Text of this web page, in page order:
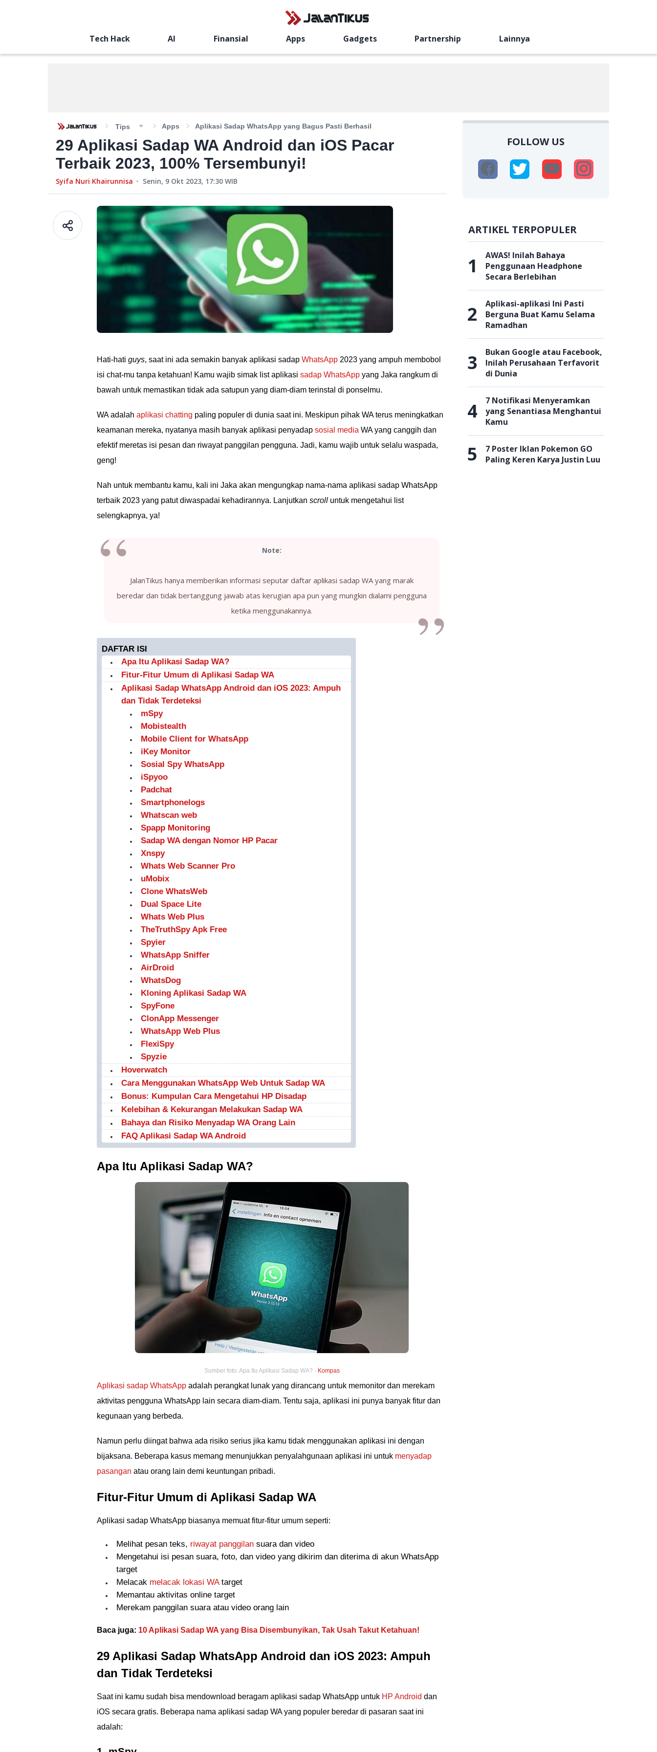
Tech Hack AI Finansial Apps Gadgets Partnership Lainnya
Tips Apps Aplikasi Sadap WhatsApp yang Bagus Pasti Berhasil
29 Aplikasi Sadap WA Android dan iOS Pacar
Terbaik 2023, 100% Tersembunyi!
Syifa Nuri Khairunnisa Senin, 9 Okt 2023, 17:30 WIB
Hati-hati guys, saat ini ada semakin banyak aplikasi sadap WhatsApp 2023 yang ampuh membobol
isi chat-mu tanpa ketahuan! Kamu wajib simak list aplikasi sadap WhatsApp yang Jaka rangkum di
bawah untuk memastikan tidak ada satupun yang diam-diam terinstal di ponselmu.
WA adalah aplikasi chatting paling populer di dunia saat ini. Meskipun pihak WA terus meningkatkan
keamanan mereka, nyatanya masih banyak aplikasi penyadap sosial media WA yang canggih dan
efektif meretas isi pesan dan riwayat panggilan pengguna. Jadi, kamu wajib untuk selalu waspada,
geng!
Nah untuk membantu kamu, kali ini Jaka akan mengungkap nama-nama aplikasi sadap WhatsApp
terbaik 2023 yang patut diwaspadai kehadirannya. Lanjutkan scroll untuk mengetahui list
selengkapnya, ya!
Note:
JalanTikus hanya memberikan informasi seputar daftar aplikasi sadap WA yang marak
beredar dan tidak bertanggung jawab atas kerugian apa pun yang mungkin dialami pengguna
ketika menggunakannya.
DAFTAR ISI
Apa Itu Aplikasi Sadap WA?
Fitur-Fitur Umum di Aplikasi Sadap WA
Aplikasi Sadap WhatsApp Android dan iOS 2023: Ampuh
dan Tidak Terdeteksi
mSpy
Mobistealth
Mobile Client for WhatsApp
iKey Monitor
Sosial Spy WhatsApp
iSpyoo
Padchat
Smartphonelogs
Whatscan web
Spapp Monitoring
Sadap WA dengan Nomor HP Pacar
Xnspy
Whats Web Scanner Pro
uMobix
Clone WhatsWeb
Dual Space Lite
Whats Web Plus
TheTruthSpy Apk Free
Spyier
WhatsApp Sniffer
AirDroid
WhatsDog
Kloning Aplikasi Sadap WA
SpyFone
ClonApp Messenger
WhatsApp Web Plus
FlexiSpy
Spyzie
Hoverwatch
Cara Menggunakan WhatsApp Web Untuk Sadap WA
Bonus: Kumpulan Cara Mengetahui HP Disadap
Kelebihan & Kekurangan Melakukan Sadap WA
Bahaya dan Risiko Menyadap WA Orang Lain
FAQ Aplikasi Sadap WA Android
Apa Itu Aplikasi Sadap WA?
Sumber foto: Apa Itu Aplikasi Sadap WA? - Kompas
Aplikasi sadap WhatsApp adalah perangkat lunak yang dirancang untuk memonitor dan merekam
aktivitas pengguna WhatsApp lain secara diam-diam. Tentu saja, aplikasi ini punya banyak fitur dan
kegunaan yang berbeda.
Namun perlu diingat bahwa ada risiko serius jika kamu tidak menggunakan aplikasi ini dengan
bijaksana. Beberapa kasus memang menunjukkan penyalahgunaan aplikasi ini untuk menyadap
pasangan atau orang lain demi keuntungan pribadi.
Fitur-Fitur Umum di Aplikasi Sadap WA
Aplikasi sadap WhatsApp biasanya memuat fitur-fitur umum seperti:
Melihat pesan teks, riwayat panggilan suara dan video
Mengetahui isi pesan suara, foto, dan video yang dikirim dan diterima di akun WhatsApp
target
Melacak melacak lokasi WAtarget
Memantau aktivitas online target
Merekam panggilan suara atau video orang lain
Baca juga: 10 Aplikasi Sadap WA yang Bisa Disembunyikan, Tak Usah Takut Ketahuan!
29 Aplikasi Sadap WhatsApp Android dan iOS 2023: Ampuh
dan Tidak Terdeteksi
Saat ini kamu sudah bisa mendownload beragam aplikasi sadap WhatsApp untuk HP Android dan
iOS secara gratis. Beberapa nama aplikasi sadap WA yang populer beredar di pasaran saat ini
adalah:
FOLLOW US
ARTIKEL TERPOPULER
1
AWAS! Inilah Bahaya
Penggunaan Headphone
Secara Berlebihan
2
Aplikasi-aplikasi Ini Pasti
Berguna Buat Kamu Selama
Ramadhan
3
Bukan Google atau Facebook,
Inilah Perusahaan Terfavorit
di Dunia
4
7 Notifikasi Menyeramkan
yang Senantiasa Menghantui
Kamu
5
7 Poster Iklan Pokemon GO
Paling Keren Karya Justin Luu